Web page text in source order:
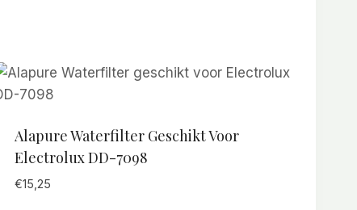
Alapure Waterfilter Geschikt Voor
Electrolux DD-7098
€15,25